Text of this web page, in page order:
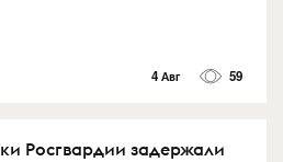
4 Авг 59
Росгвардии задержали